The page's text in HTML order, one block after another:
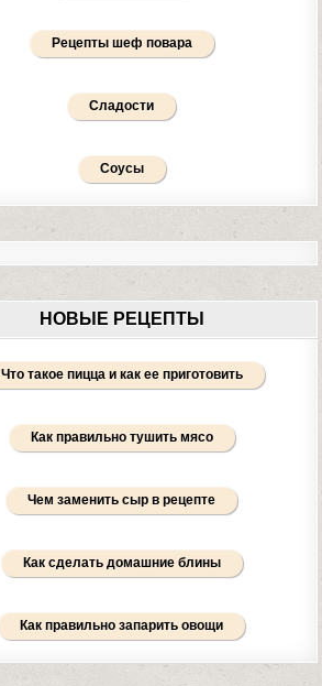
Рецепты шеф повара
Сладости
Соусы
НОВЫЕ РЕЦЕПТЫ
Что такое пицца и как ее приготовить
Как правильно тушить мясо
Чем заменить сыр в рецепте
Как сделать домашние блины
Как правильно запарить овощи